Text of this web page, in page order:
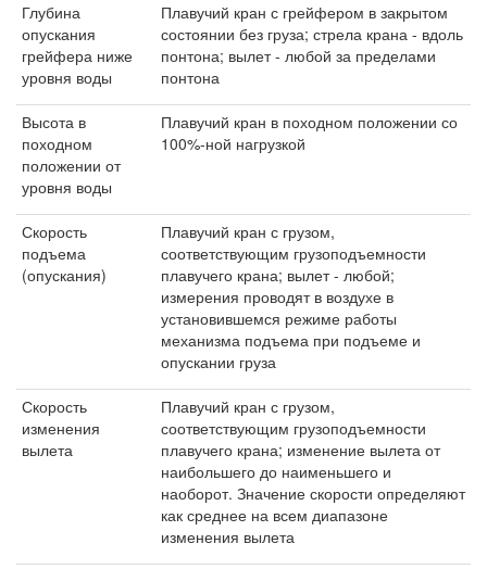
Глубина
опускания
грейфера ниже
уровня воды
Плавучий кран с грейфером в закрытом
состоянии без груза; стрела крана - вдоль
понтона; вылет - любой за пределами
понтона
Высота в
походном
положении от
уровня воды
Плавучий кран в походном положении со
100%-ной нагрузкой
Скорость
подъема
(опускания)
Плавучий кран с грузом,
соответствующим грузоподъемности
плавучего крана; вылет - любой;
измерения проводят в воздухе в
установившемся режиме работы
механизма подъема при подъеме и
опускании груза
Скорость
изменения
вылета
Плавучий кран с грузом,
соответствующим грузоподъемности
плавучего крана; изменение вылета от
наибольшего до наименьшего и
наоборот. Значение скорости определяют
как среднее на всем диапазоне
изменения вылета